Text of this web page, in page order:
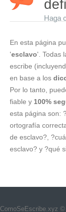
Haga
En esta página
'esclavo'. Todas
escribe
en base a los
Por lo tanto,
fiable y 100%
esta página son:
ortografía
de esclavo?,
esclavo? y ?qué
ComoSeEscribe.xyz ©